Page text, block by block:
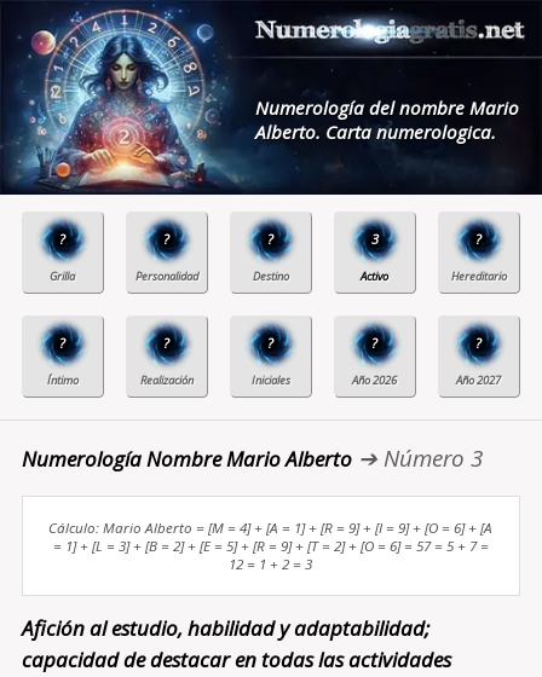
Numerología del nombre Mario
Alberto. Carta numerologica.
? ? ? 3 ?
? ? ? ? ?
Numerología Nombre Mario Alberto➔ Número 3
Cálculo: Mario Alberto = [M = 4] + [A = 1] + [R = 9] + [I = 9] + [O = 6] + [A
= 1] + [L = 3] + [B = 2] + [E = 5] + [R = 9] + [T = 2] + [O = 6] = 57 = 5 + 7 =
12 = 1 + 2 = 3
Afición al estudio, habilidad y adaptabilidad;
capacidad de destacar en todas las actividades